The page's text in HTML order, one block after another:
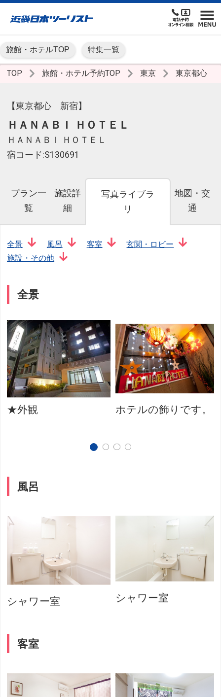
旅館・ホテルTOP 特集一覧
TOP 旅館・ホテル予約TOP 東京 東京都心
【東京都心 新宿】
ＨＡＮＡＢＩ ＨＯＴＥＬ
ＨＡＮＡＢＩ ＨＯＴＥＬ
宿コード:S130691
プラン一
覧
施設詳
細
写真ライブラ
リ
地図・交
通
全景 風呂 客室
玄関・ロビー
施設・その他
全景
★外観 ホテルの飾りです。
風呂
シャワー室 シャワー室
客室